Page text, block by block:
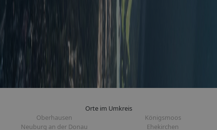
Orte im Umkreis
Oberhausen
Königsmoos
Neuburg an der Donau
Ehekirchen